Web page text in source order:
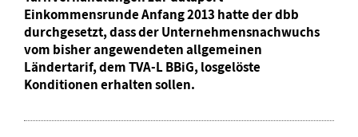
Einkommensrunde Anfang 2013 hatte der dbb
durchgesetzt, dass der Unternehmensnachwuchs
vom bisher angewendeten allgemeinen
Ländertarif, dem TVA-L BBiG, losgelöste
Konditionen erhalten sollen.